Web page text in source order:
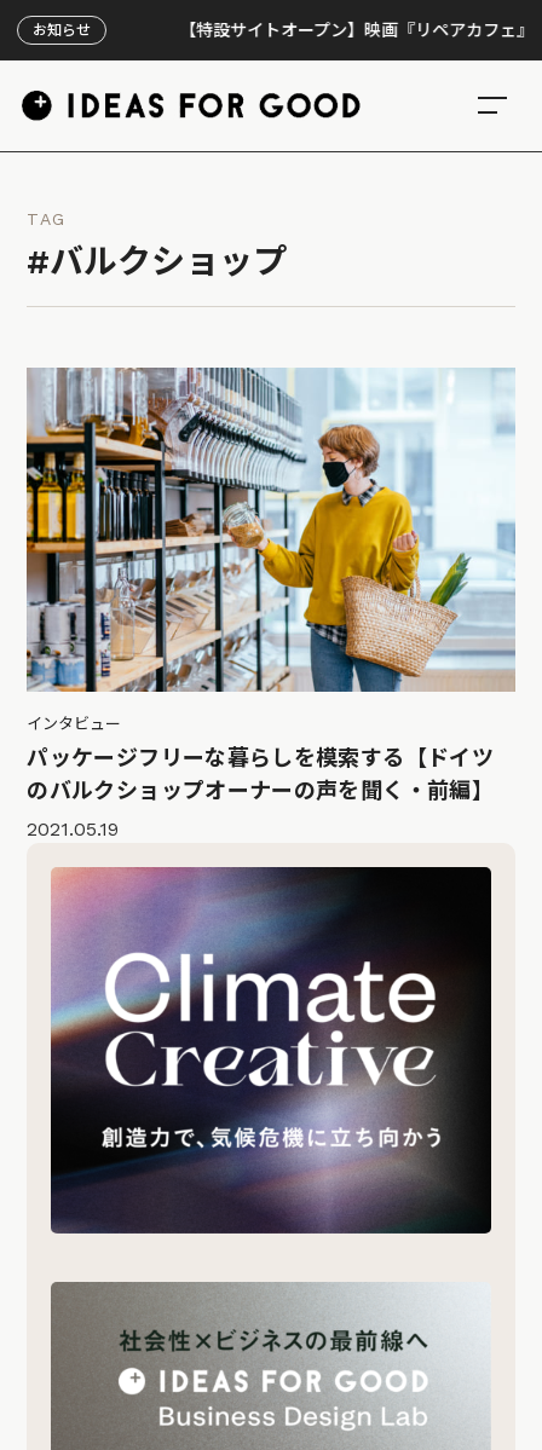
お知らせ 【特設サイトオープン】映画『リペアカフェ』、上
TAG
#バルクショップ
インタビュー
パッケージフリーな暮らしを模索する【ドイツ
のバルクショップオーナーの声を聞く・前編】
2021.05.19